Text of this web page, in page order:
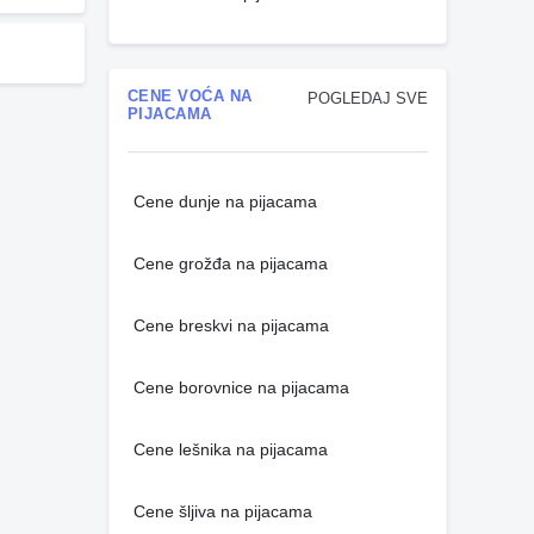
POGLEDAJ SVE
CENE VOĆA NA
PIJACAMA
Cene dunje na pijacama
Cene grožđa na pijacama
Cene breskvi na pijacama
Cene borovnice na pijacama
Cene lešnika na pijacama
Cene šljiva na pijacama